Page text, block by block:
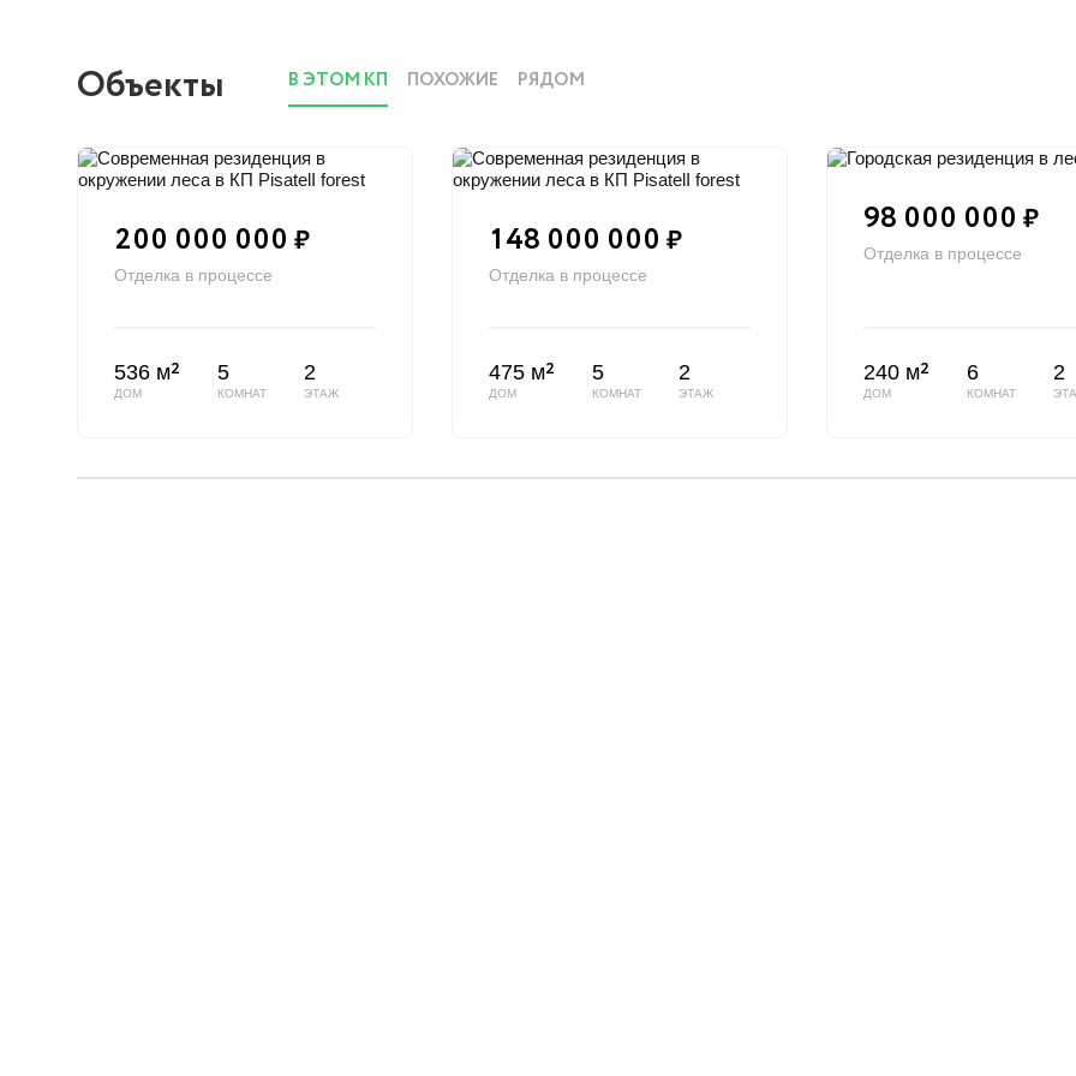
Объекты В ЭТОМ КП ПОХОЖИЕ РЯДОМ
200 000 000 ₽
Отделка в процессе
536 м2
ДОМ
5
КОМНАТ
2
ЭТАЖ
148 000 000 ₽
Отделка в процессе
475 м2
ДОМ
5
КОМНАТ
2
ЭТАЖ
98 000 000 ₽
Отделка в процессе
240 м2
ДОМ
6
КОМНАТ
2